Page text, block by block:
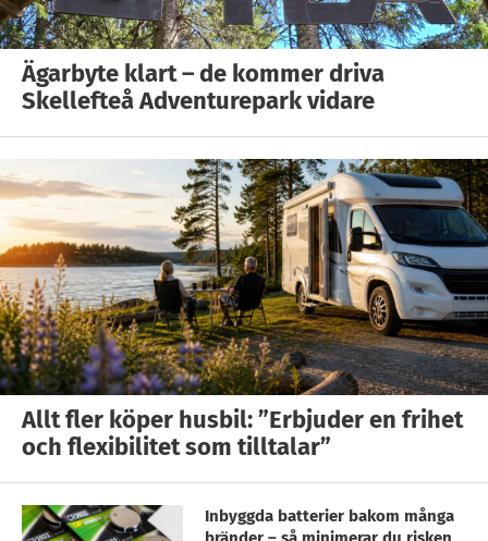
Ägarbyte klart – de kommer driva
Skellefteå Adventurepark vidare
Allt fler köper husbil: ”Erbjuder en frihet
och flexibilitet som tilltalar”
Inbyggda batterier bakom många